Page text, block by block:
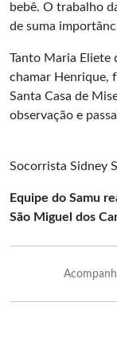
bebê. O trabalho
de suma
Tanto Maria Eliete
chamar Henrique,
Santa Casa de
observação e
Socorrista Sidney
Equipe do Samu
São Miguel dos